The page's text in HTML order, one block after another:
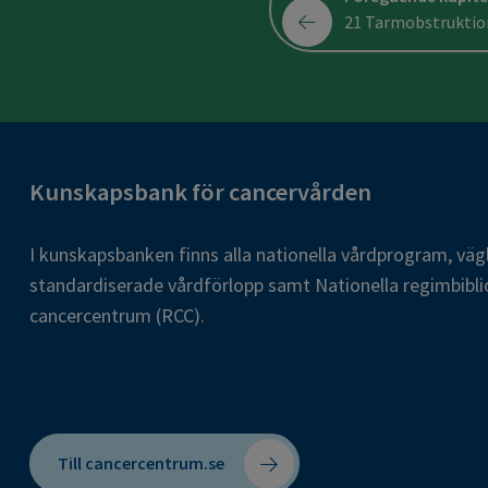
21
Kunskapsbank för cancervården
I kunskapsbanken finns alla nationella vårdprogram,
standardiserade vårdförlopp samt Nationella
cancercentrum (RCC).
Till cancercentrum.se